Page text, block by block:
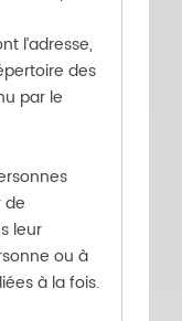
l’adresse,
des
par le
de
leur
ou à
à la fois.